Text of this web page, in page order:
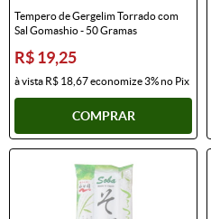
Tempero de Gergelim Torrado com
Sal Gomashio - 50 Gramas
R$ 19,25
à vista R$ 18,67economize3%no Pix
COMPRAR